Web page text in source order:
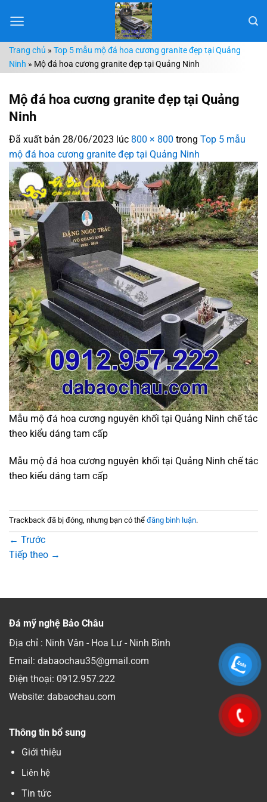
đến
dungTrang chủ » Top 5 mẫu mộ đá hoa cương granite đẹp tại Quảng
Ninh » Mộ đá hoa cương granite đẹp tại Quảng Ninh
Mộ đá hoa cương granite đẹp tại Quảng
Ninh
Đã xuất bản 28/06/2023 lúc 800 × 800 trong Top 5 mẫu
mộ đá hoa cương granite đẹp tại Quảng Ninh
Mẫu mộ đá hoa cương nguyên khối tại Quảng Ninh chế tác
theo kiểu dáng tam cấp
Mẫu mộ đá hoa cương nguyên khối tại Quảng Ninh chế tác
theo kiểu dáng tam cấp
Trackback đã bị đóng, nhưng bạn có thể đăng bình luận.
← Trước
Tiếp theo →
Đá mỹ nghệ Bảo Châu
Địa chỉ : Ninh Vân - Hoa Lư - Ninh Bình
Email: dabaochau35@gmail.com
Điện thoại: 0912.957.222
Website: dabaochau.com
Thông tin bổ sung
Giới thiệu
Liên hệ
Tin tức